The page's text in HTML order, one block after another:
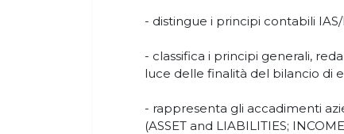
- distingue i principi contabili IAS/
- classifica i principi generali,
luce delle finalità del bilancio di
- rappresenta gli accadimenti
(ASSET and LIABILITIES;